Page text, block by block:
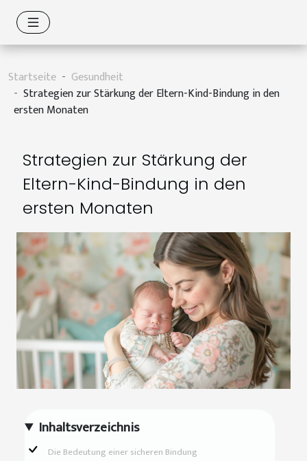
Startseite
Gesundheit
Strategien zur Stärkung der Eltern-Kind-Bindung in den
ersten Monaten
Strategien zur Stärkung der
Eltern-Kind-Bindung in den
ersten Monaten
Inhaltsverzeichnis
Die Bedeutung einer sicheren Bindung